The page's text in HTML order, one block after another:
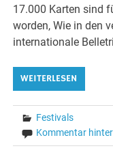
17.000 Karten sind
worden, Wie in den
internationale
WEITERLESEN
Festivals
Kommentar